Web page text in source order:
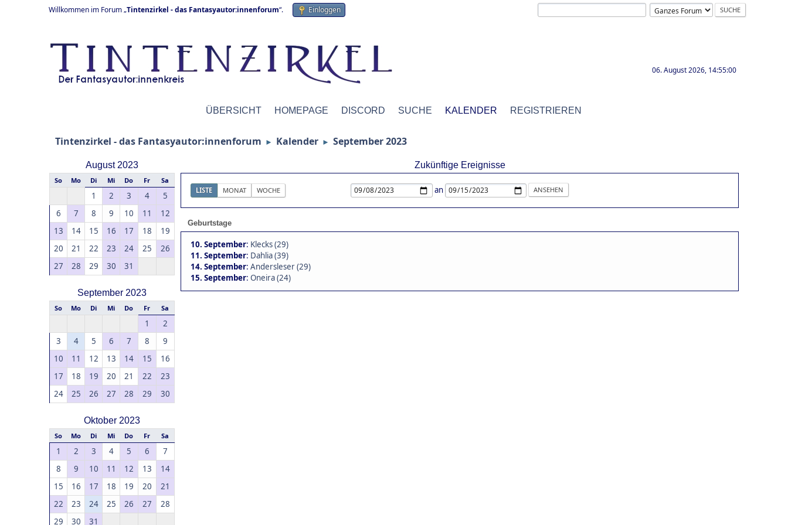
Willkommen im Forum „Tintenzirkel - das Fantasyautor:innenforum“. Einloggen
06. August 2026, 14:55:00
ÜBERSICHT HOMEPAGE DISCORD SUCHE KALENDER REGISTRIEREN
Tintenzirkel - das Fantasyautor:innenforum ► Kalender ► September 2023
August 2023
So Mo Di Mi Do Fr Sa
1 2 3 4
5
6
7 8 9 10 11
12
13
14 15 16 17 18
19
20
21 22 23 24 25
26
27
28 29 30 31
September 2023
So Mo Di Mi Do Fr Sa
1
2
3
4 5 6 7 8
9
10
11 12 13 14 15
16
17
18 19 20 21 22
23
24
25 26 27 28 29 30
Oktober 2023
So Mo Di Mi Do Fr Sa
1 2 3 4 5 6
7
8
9 10 11 12 13
14
15
16 17 18 19 20
21
22
23 24 25 26 27
28
29
30 31
Zukünftige Ereignisse
LISTE MONAT WOCHE an
Geburtstage
10. September: Klecks (29)
11. September: Dahlia (39)
14. September: Andersleser (29)
15. September: Oneira (24)